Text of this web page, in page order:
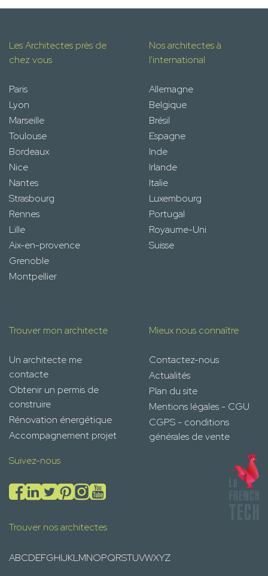
Les Architectes près de
chez vous
Paris
Lyon
Marseille
Toulouse
Bordeaux
Nice
Nantes
Strasbourg
Rennes
Lille
Aix-en-provence
Grenoble
Montpellier
Nos architectes à
l'international
Allemagne
Belgique
Brésil
Espagne
Inde
Irlande
Italie
Luxembourg
Portugal
Royaume-Uni
Suisse
Trouver mon architecte
Un architecte me
contacte
Obtenir un permis de
construire
Rénovation énergétique
Accompagnement projet
Mieux nous connaître
Contactez-nous
Actualités
Plan du site
Mentions légales - CGU
CGPS - conditions
générales de vente
Suivez-nous
Trouver nos architectes
ABCDEFGHIJKLMNOPQRSTUVWXYZ